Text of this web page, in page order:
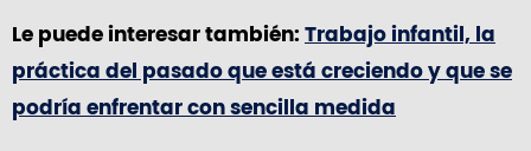
Le puede interesar también: Trabajo infantil, la
práctica del pasado que está creciendo y que se
podría enfrentar con sencilla medida